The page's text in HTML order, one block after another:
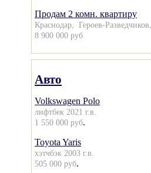
Продам 2 комн. квартиру
Краснодар, Героев-
8 900 000 руб
Авто
Volkswagen Polo
лифтбек 2021 г.в.
1 550 000 руб.
Toyota Yaris
хэтчбэк 2003 г.в.
505 000 руб.